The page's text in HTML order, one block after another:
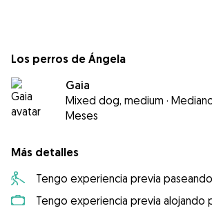
Los perros de Ángela
Gaia
Mixed dog, medium ·
Meses
Más detalles
Tengo experiencia previa
Tengo experiencia previa alojando